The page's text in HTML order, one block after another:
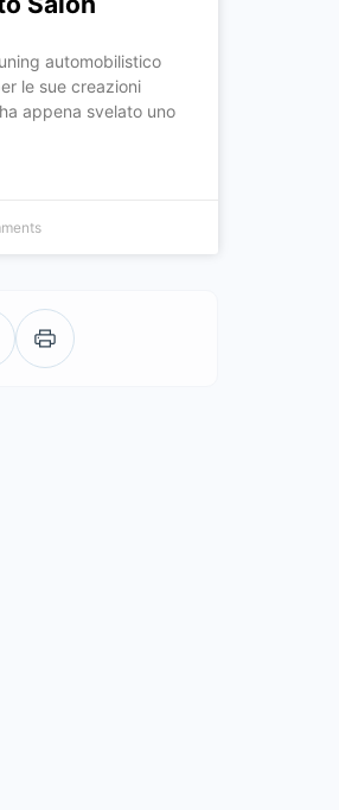
automobilistico
le sue creazioni
appena svelato uno